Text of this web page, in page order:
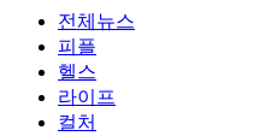
전체뉴스
피플
헬스
라이프
컬처